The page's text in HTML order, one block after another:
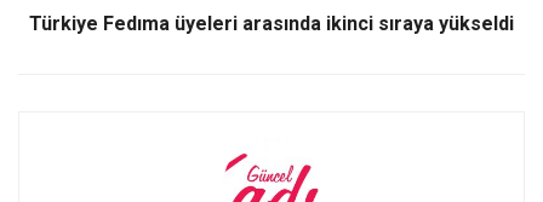
Türkiye Fedıma üyeleri arasında ikinci sıraya yükseldi